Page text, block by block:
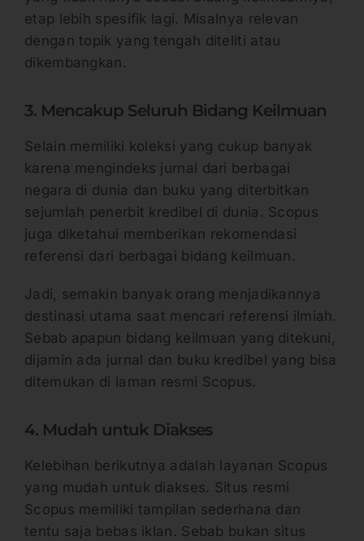
etap lebih spesifik lagi. Misalnya relevan
dengan topik yang tengah diteliti atau
dikembangkan.
3. Mencakup Seluruh Bidang Keilmuan
Selain memiliki koleksi yang cukup banyak
karena mengindeks jurnal dari berbagai
negara di dunia dan buku yang diterbitkan
sejumlah penerbit kredibel di dunia. Scopus
juga diketahui memberikan rekomendasi
referensi dari berbagai bidang keilmuan.
Jadi, semakin banyak orang menjadikannya
destinasi utama saat mencari referensi ilmiah.
Sebab apapun bidang keilmuan yang ditekuni,
dijamin ada jurnal dan buku kredibel yang bisa
ditemukan di laman resmi Scopus.
4. Mudah untuk Diakses
Kelebihan berikutnya adalah layanan Scopus
yang mudah untuk diakses. Situs resmi
Scopus memiliki tampilan sederhana dan
tentu saja bebas iklan. Sebab bukan situs